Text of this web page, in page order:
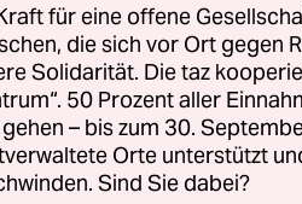
hätten sich
Erklärungen die
Arms Reduction
für den
für eine offene
die sich vor Ort gegen
Solidarität. Die taz
50 Prozent aller
– bis zum 30.
Orte unterstützt
Sind Sie dabei?